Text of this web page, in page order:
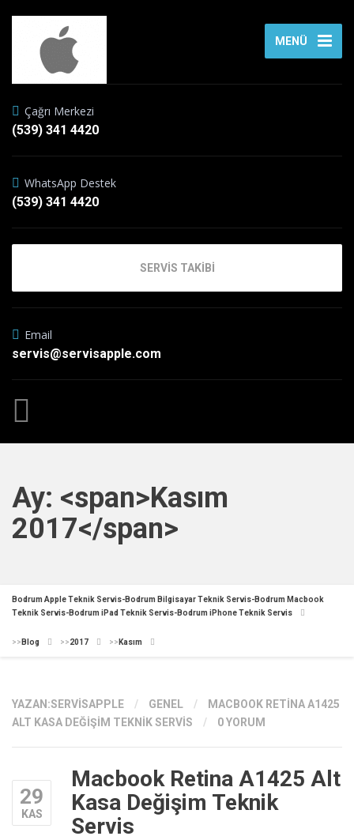
MENÜ
Çağrı Merkezi
(539) 341 4420
WhatsApp Destek
(539) 341 4420
SERVİS TAKİBİ
Email
servis@servisapple.com
Ay: <span>Kasım
2017</span>
Bodrum Apple Teknik Servis-Bodrum Bilgisayar Teknik Servis-Bodrum Macbook
Teknik Servis-Bodrum iPad Teknik Servis-Bodrum iPhone Teknik Servis
>> Blog >>2017 >> Kasım
YAZAN:SERVISAPPLE / GENEL /
MACBOOK RETINA A1425
ALT KASA DEĞIŞIM TEKNIK SERVIS
/ 0 YORUM
29
KAS
Macbook Retina A1425 Alt
Kasa Değişim Teknik
Servis